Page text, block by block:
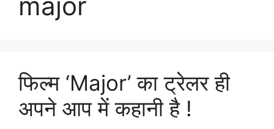
फिल्म ‘Major’ का ट्रेलर ही
अपने आप में कहानी है !